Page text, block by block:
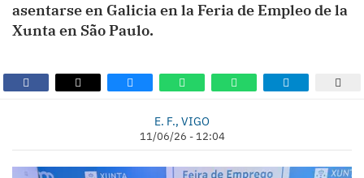
asentarse en Galicia en la Feria de Empleo de la
Xunta en São Paulo.
E. F., VIGO
11/06/26 - 12:04